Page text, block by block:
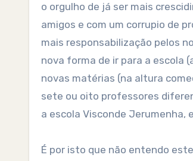
o orgulho de já ser mais
amigos e com um corrupio de
mais responsabilização pelos
nova forma de ir para a escola
novas matérias (na altura
sete ou oito professores
a escola Visconde Jerumenha,
É por isto que não entendo